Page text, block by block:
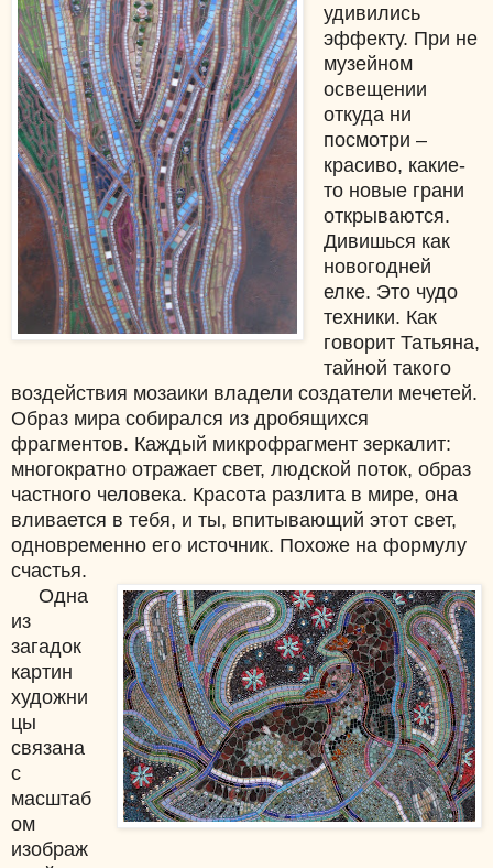
удивились
эффекту. При не
музейном
освещении
откуда ни
посмотри –
красиво, какие-
то новые грани
открываются.
Дивишься как
новогодней
елке. Это чудо
техники. Как
говорит Татьяна,
тайной такого
воздействия мозаики владели создатели мечетей.
Образ мира собирался из дробящихся
фрагментов. Каждый микрофрагмент зеркалит:
многократно отражает свет, людской поток, образ
частного человека. Красота разлита в мире, она
вливается в тебя, и ты, впитывающий этот свет,
одновременно его источник. Похоже на формулу
счастья.
Одна
из
загадок
картин
художни
цы
связана
с
масштаб
ом
изображ